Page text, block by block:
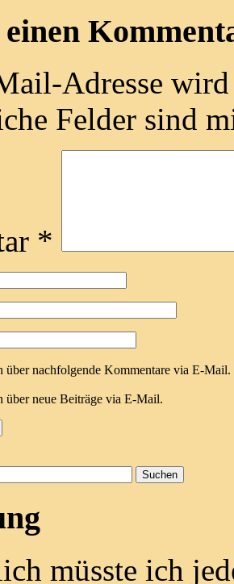
einen
Adresse
Felder sind
*
über nachfolgende Kommentare via E-Mail.
über neue Beiträge via E-Mail.
müsste ich